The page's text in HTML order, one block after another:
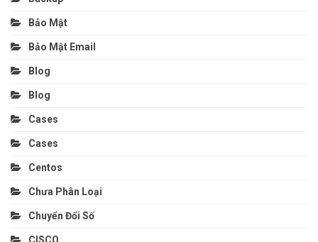
Bảo Mật
Bảo Mật Email
Blog
Blog
Cases
Cases
Centos
Chưa Phân Loại
Chuyển Đổi Số